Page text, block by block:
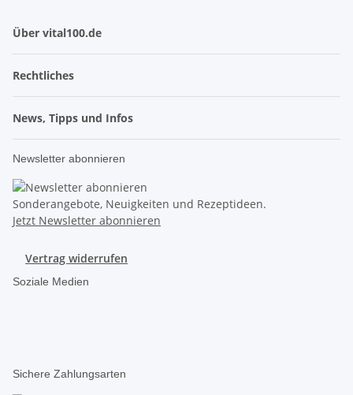
Über vital100.de
Rechtliches
News, Tipps und Infos
Newsletter abonnieren
Sonderangebote, Neuigkeiten und Rezeptideen.
Jetzt Newsletter abonnieren
Vertrag widerrufen
Soziale Medien
Sichere Zahlungsarten